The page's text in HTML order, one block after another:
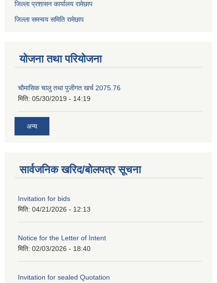
जिल्ला प्रशासन कार्यालय रामेछाप
जिल्ला समन्वय समिति रामेछाप
योजना तथा परियोजना
चाैमासिक चालु तथा पुजीगत खर्च 2075.76
मिति: 05/30/2019 - 14:19
अन्य
सार्वजनिक खरिद/बोलपत्र सूचना
Invitation for bids
मिति: 04/21/2026 - 12:13
Notice for the Letter of Intent
मिति: 02/03/2026 - 18:40
Invitation for sealed Quotation